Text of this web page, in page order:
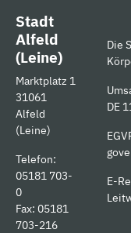
Stadt
Alfeld
(Leine)
Marktplatz 1
31061
Alfeld
(Leine)
Telefon:
05181 703-
0
Fax: 05181
703-216
Die
DE
E-